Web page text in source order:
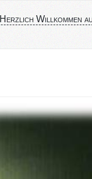
Herzlich Willkommen